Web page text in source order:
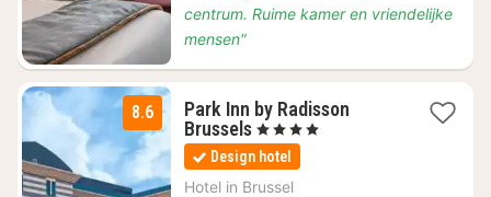
centrum. Ruime kamer en vriendelijke
mensen"
8.6
Park Inn by Radisson
Brussels1
nacht
vanaf
€
, 4 Sterren
Design hotel
Hotel in Brussel